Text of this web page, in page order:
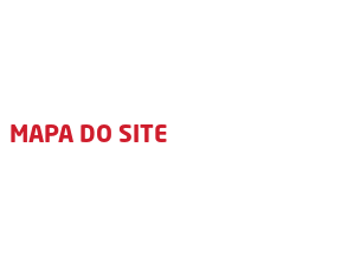
MAPA DO SITE